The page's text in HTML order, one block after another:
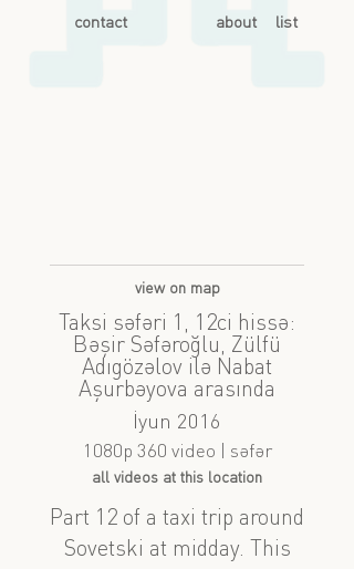
contact about list
view on map
Taksi səfəri 1, 12ci hissə:
Bəşir Səfəroğlu, Zülfü
Adıgözəlov ilə Nabat
Aşurbəyova arasında
İyun 2016
1080p 360 video | səfər
all videos at this location
Part 12 of a taxi trip around
Sovetski at midday. This